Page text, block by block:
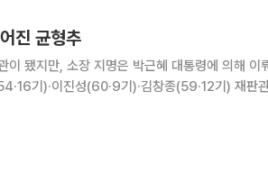
진 균형추
됐지만, 소장 지명은 박근혜 대통령에 의해 이
기)·이진성(60·9기)·김창종(59·12기) 재판